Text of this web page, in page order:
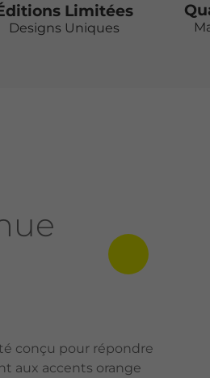
Limitées
Designs Uniques
conçu pour répondre
aux accents orange